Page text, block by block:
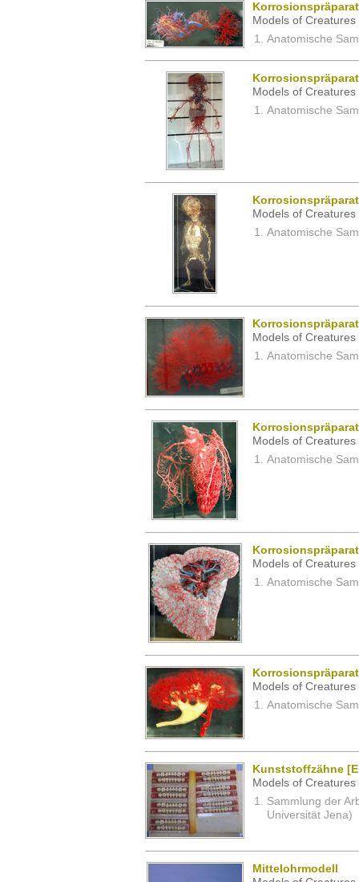
Models of
Anatomische
Models of
Anatomische
Models of
Anatomische
Models of
Anatomische
Models of
Anatomische
Models of
Anatomische
Models of
Anatomische
Kunststoffzähne
Models of
Sammlung der
Universität Jena)
Mittelohrmodell